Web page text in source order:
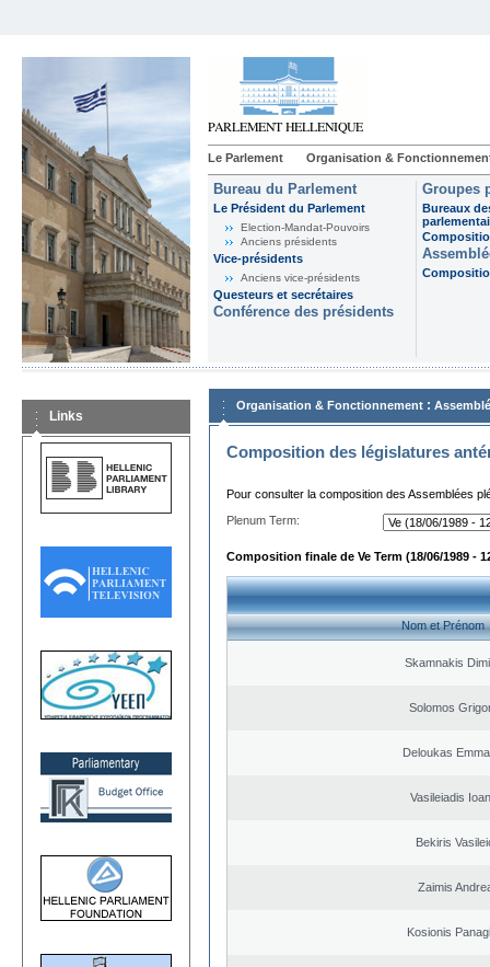
Le Parlement Organisation &
Bureau du Parlement
Le Président du Parlement
Election-Mandat-Pouvoirs
Anciens présidents
Vice-présidents
Anciens vice-présidents
Questeurs et secrétaires
Conférence des présidents
Groupes
Bureaux
Links
Organisation & Fonctionnement :
Composition des législatures
Pour consulter la composition des Assemblées
Plenum Term:
Composition finale de Ve Term (18/06/1989 -
Nom et Prénom
Skamnakis
Solomos
Deloukas
Vasileiadis
Bekiris
Zaimis
Kosionis